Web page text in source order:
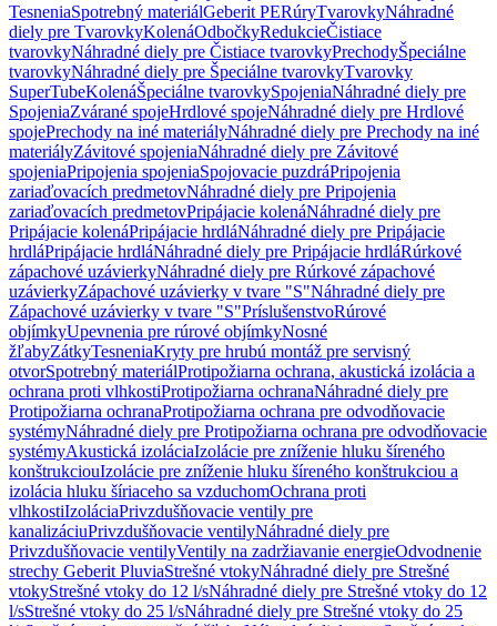
TesneniaSpotrebný materiálGeberit PERúryTvarovkyNáhradné
diely pre TvarovkyKolenáOdbočkyRedukcieČistiace
tvarovkyNáhradné diely pre Čistiace tvarovkyPrechodyŠpeciálne
tvarovkyNáhradné diely pre Špeciálne tvarovkyTvarovky
SuperTubeKolenáŠpeciálne tvarovkySpojeniaNáhradné diely pre
SpojeniaZvárané spojeHrdlové spojeNáhradné diely pre Hrdlové
spojePrechody na iné materiályNáhradné diely pre Prechody na iné
materiályZávitové spojeniaNáhradné diely pre Závitové
spojeniaPripojenia spojeniaSpojovacie puzdráPripojenia
zariaďovacích predmetovNáhradné diely pre Pripojenia
zariaďovacích predmetovPripájacie kolenáNáhradné diely pre
Pripájacie kolenáPripájacie hrdláNáhradné diely pre Pripájacie
hrdláPripájacie hrdláNáhradné diely pre Pripájacie hrdláRúrkové
zápachové uzávierkyNáhradné diely pre Rúrkové zápachové
uzávierkyZápachové uzávierky v tvare "S"Náhradné diely pre
Zápachové uzávierky v tvare "S"PríslušenstvoRúrové
objímkyUpevnenia pre rúrové objímkyNosné
žľabyZátkyTesneniaKryty pre hrubú montáž pre servisný
otvorSpotrebný materiálProtipožiarna ochrana, akustická izolácia a
ochrana proti vlhkostiProtipožiarna ochranaNáhradné diely pre
Protipožiarna ochranaProtipožiarna ochrana pre odvodňovacie
systémyNáhradné diely pre Protipožiarna ochrana pre odvodňovacie
systémyAkustická izoláciaIzolácie pre zníženie hluku šíreného
konštrukciouIzolácie pre zníženie hluku šíreného konštrukciou a
izolácia hluku šíriaceho sa vzduchomOchrana proti
vlhkostiIzoláciaPrivzdušňovacie ventily pre
kanalizáciuPrivzdušňovacie ventilyNáhradné diely pre
Privzdušňovacie ventilyVentily na zadržiavanie energieOdvodnenie
strechy Geberit PluviaStrešné vtokyNáhradné diely pre Strešné
vtokyStrešné vtoky do 12 l/sNáhradné diely pre Strešné vtoky do 12
l/sStrešné vtoky do 25 l/sNáhradné diely pre Strešné vtoky do 25